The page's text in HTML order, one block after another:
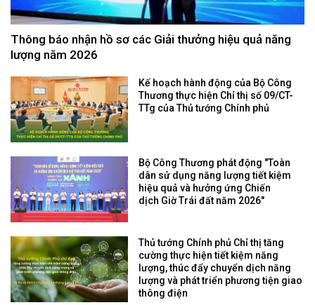
Thông báo nhận hồ sơ các Giải thưởng hiệu quả năng
lượng năm 2026
Kế hoạch hành động của Bộ Công
Thương thực hiện Chỉ thị số 09/CT-
TTg của Thủ tướng Chính phủ
Bộ Công Thương phát động "Toàn
dân sử dụng năng lượng tiết kiệm
hiệu quả và hưởng ứng Chiến
dịch Giờ Trái đất năm 2026"
Thủ tướng Chính phủ Chỉ thị tăng
cường thực hiện tiết kiệm năng
lượng, thúc đẩy chuyển dịch năng
lượng và phát triển phương tiện giao
thông điện